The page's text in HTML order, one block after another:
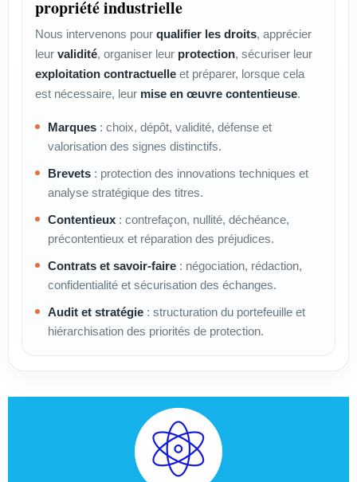
propriété industrielle
Nous intervenons pour qualifier les droits, apprécier
leur validité, organiser leur protection, sécuriser leur
exploitation contractuelle et préparer, lorsque cela
est nécessaire, leur mise en œuvre contentieuse.
Marques : choix, dépôt, validité, défense et
valorisation des signes distinctifs.
Brevets : protection des innovations techniques et
analyse stratégique des titres.
Contentieux : contrefaçon, nullité, déchéance,
précontentieux et réparation des préjudices.
Contrats et savoir-faire : négociation, rédaction,
confidentialité et sécurisation des échanges.
Audit et stratégie : structuration du portefeuille et
hiérarchisation des priorités de protection.